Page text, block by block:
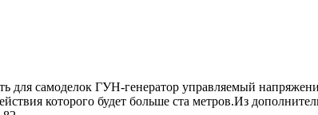
для самоделок ГУН-генератор управляемый
которого будет больше ста метров.Из